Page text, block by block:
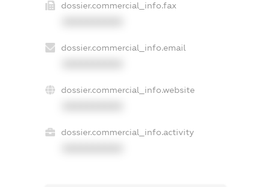
dossier.commercial_info.fax
dossier.commercial_info.email
dossier.commercial_info.website
dossier.commercial_info.activity